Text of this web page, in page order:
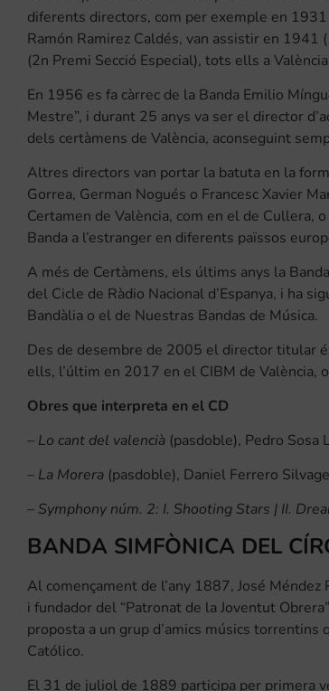
diferents directors, com per exemple en
Ramón Ramirez Caldés, van assistir en
(2n Premi Secció Especial), tots ells a
En 1956 es fa càrrec de la Banda Emilio
Mestre”, i durant 25 anys va ser el director
dels certàmens de València, aconseguint
Altres directors van portar la batuta en la
Gorrea, German Nogués o Francesc Xavier
Certamen de València, com en el de Cullera,
Banda a l’estranger en diferents païssos
A més de Certàmens, els últims anys la
del Cicle de Ràdio Nacional d’Espanya, i ha
Bandàlia o el de Nuestras Bandas de Música.
Des de desembre de 2005 el director titular
ells, l’últim en 2017 en el CIBM de València,
Obres que interpreta en el CD
– Lo cant del valencià (pasdoble), Pedro Sosa
– La Morera (pasdoble), Daniel Ferrero
– Symphony núm. 2: I. Shooting Stars | II.
BANDA SIMFÒNICA DEL
Al començament de l’any 1887, José
i fundador del “Patronat de la Joventut
proposta a un grup d’amics músics
Católico.
El 31 de juliol de 1889 participa per primera